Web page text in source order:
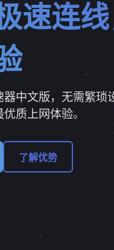
速连
器中文版，无需繁琐
质上网体验。
了解优势